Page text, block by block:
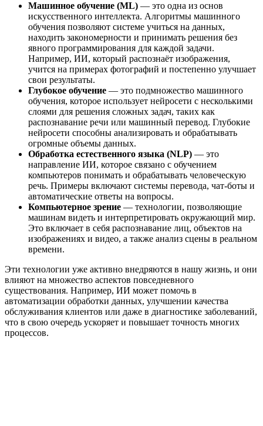
Машинное обучение (ML) — это одна из основ
искусственного интеллекта. Алгоритмы машинного
обучения позволяют системе учиться на данных,
находить закономерности и принимать решения без
явного программирования для каждой задачи.
Например, ИИ, который распознаёт изображения,
учится на примерах фотографий и постепенно улучшает
свои результаты.
Глубокое обучение — это подмножество машинного
обучения, которое использует нейросети с несколькими
слоями для решения сложных задач, таких как
распознавание речи или машинный перевод. Глубокие
нейросети способны анализировать и обрабатывать
огромные объемы данных.
Обработка естественного языка (NLP) — это
направление ИИ, которое связано с обучением
компьютеров понимать и обрабатывать человеческую
речь. Примеры включают системы перевода, чат-боты и
автоматические ответы на вопросы.
Компьютерное зрение — технологии, позволяющие
машинам видеть и интерпретировать окружающий мир.
Это включает в себя распознавание лиц, объектов на
изображениях и видео, а также анализ сцены в реальном
времени.
Эти технологии уже активно внедряются в нашу жизнь, и они
влияют на множество аспектов повседневного
существования. Например, ИИ может помочь в
автоматизации обработки данных, улучшении качества
обслуживания клиентов или даже в диагностике заболеваний,
что в свою очередь ускоряет и повышает точность многих
процессов.